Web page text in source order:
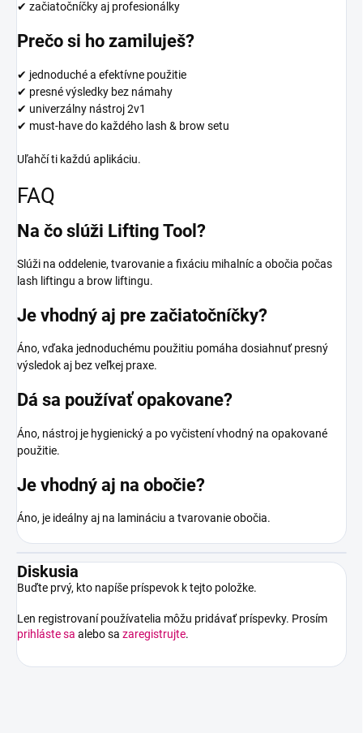
✔ začiatočníčky aj profesionálky
Prečo si ho zamiluješ?
✔ jednoduché a efektívne použitie
✔ presné výsledky bez námahy
✔ univerzálny nástroj 2v1
✔ must-have do každého lash & brow setu
Uľahčí ti každú aplikáciu.
FAQ
Na čo slúži Lifting Tool?
Slúži na oddelenie, tvarovanie a fixáciu mihalníc a obočia počas
lash liftingu a brow liftingu.
Je vhodný aj pre začiatočníčky?
Áno, vďaka jednoduchému použitiu pomáha dosiahnuť presný
výsledok aj bez veľkej praxe.
Dá sa používať opakovane?
Áno, nástroj je hygienický a po vyčistení vhodný na opakované
použitie.
Je vhodný aj na obočie?
Áno, je ideálny aj na lamináciu a tvarovanie obočia.
Diskusia
Buďte prvý, kto napíše príspevok k tejto položke.
Len registrovaní používatelia môžu pridávať príspevky. Prosím
prihláste sa alebo sa zaregistrujte.